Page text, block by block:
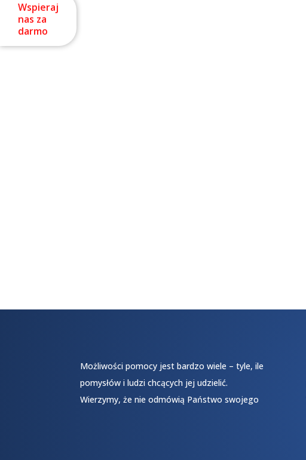
Możliwości pomocy jest bardzo wiele – tyle, ile
pomysłów i ludzi chcących jej udzielić.
Wierzymy, że nie odmówią Państwo swojego
Wspieraj
nas za
darmo